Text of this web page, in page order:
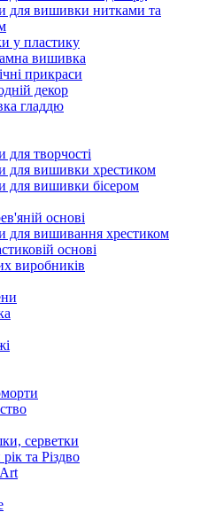
для вишивки нитками та
у пластику
вишивка
прикраси
декор
гладдю
для творчості
для вишивки хрестиком
для вишивки бісером
основі
для вишивання хрестиком
основі
виробників
серветки
та Різдво